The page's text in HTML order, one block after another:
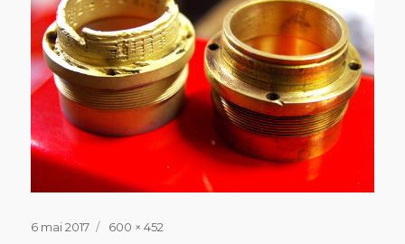
Publié
6 mai 2017
Taille
600 × 452